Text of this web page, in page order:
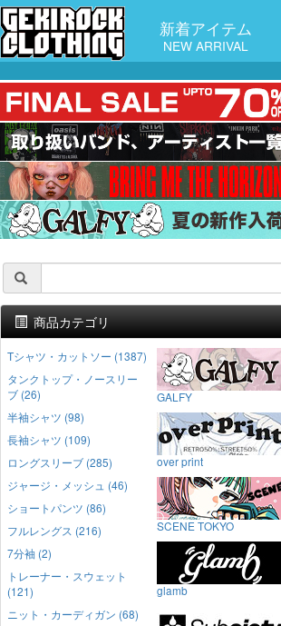
新着アイテム
NEW ARRIVAL
商品カテゴリ
Tシャツ・カットソー (1387)
タンクトップ・ノースリー
ブ (26)
半袖シャツ (98)
長袖シャツ (109)
ロングスリーブ (285)
ジャージ・メッシュ (46)
ショートパンツ (86)
フルレングス (216)
7分袖 (2)
トレーナー・スウェット
(121)
ニット・カーディガン (68)
GALFY
over print
SCENE TOKYO
glamb